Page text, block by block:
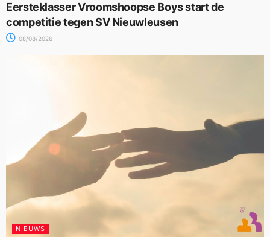
Eersteklasser Vroomshoopse Boys start de
competitie tegen SV Nieuwleusen
08/08/2026
NIEUWS